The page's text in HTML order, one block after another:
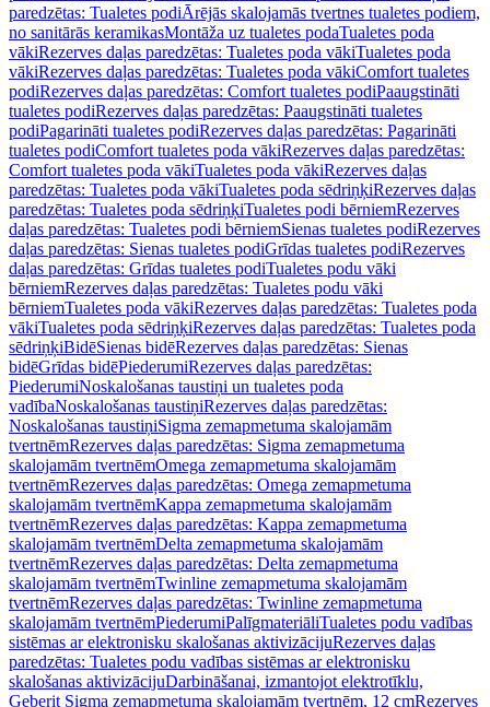
paredzētas: Tualetes podiĀrējās skalojamās tvertnes tualetes podiem,
no sanitārās keramikasMontāža uz tualetes podaTualetes poda
vākiRezerves daļas paredzētas: Tualetes poda vākiTualetes poda
vākiRezerves daļas paredzētas: Tualetes poda vākiComfort tualetes
podiRezerves daļas paredzētas: Comfort tualetes podiPaaugstināti
tualetes podiRezerves daļas paredzētas: Paaugstināti tualetes
podiPagarināti tualetes podiRezerves daļas paredzētas: Pagarināti
tualetes podiComfort tualetes poda vākiRezerves daļas paredzētas:
Comfort tualetes poda vākiTualetes poda vākiRezerves daļas
paredzētas: Tualetes poda vākiTualetes poda sēdriņķiRezerves daļas
paredzētas: Tualetes poda sēdriņķiTualetes podi bērniemRezerves
daļas paredzētas: Tualetes podi bērniemSienas tualetes podiRezerves
daļas paredzētas: Sienas tualetes podiGrīdas tualetes podiRezerves
daļas paredzētas: Grīdas tualetes podiTualetes podu vāki
bērniemRezerves daļas paredzētas: Tualetes podu vāki
bērniemTualetes poda vākiRezerves daļas paredzētas: Tualetes poda
vākiTualetes poda sēdriņķiRezerves daļas paredzētas: Tualetes poda
sēdriņķiBidēSienas bidēRezerves daļas paredzētas: Sienas
bidēGrīdas bidēPiederumiRezerves daļas paredzētas:
PiederumiNoskalošanas taustiņi un tualetes poda
vadībaNoskalošanas taustiņiRezerves daļas paredzētas:
Noskalošanas taustiņiSigma zemapmetuma skalojamām
tvertnēmRezerves daļas paredzētas: Sigma zemapmetuma
skalojamām tvertnēmOmega zemapmetuma skalojamām
tvertnēmRezerves daļas paredzētas: Omega zemapmetuma
skalojamām tvertnēmKappa zemapmetuma skalojamām
tvertnēmRezerves daļas paredzētas: Kappa zemapmetuma
skalojamām tvertnēmDelta zemapmetuma skalojamām
tvertnēmRezerves daļas paredzētas: Delta zemapmetuma
skalojamām tvertnēmTwinline zemapmetuma skalojamām
tvertnēmRezerves daļas paredzētas: Twinline zemapmetuma
skalojamām tvertnēmPiederumiPalīgmateriāliTualetes podu vadības
sistēmas ar elektronisku skalošanas aktivizācijuRezerves daļas
paredzētas: Tualetes podu vadības sistēmas ar elektronisku
skalošanas aktivizācijuDarbināšanai, izmantojot elektrotīklu,
Geberit Sigma zemapmetuma skalojamām tvertnēm, 12 cmRezerves